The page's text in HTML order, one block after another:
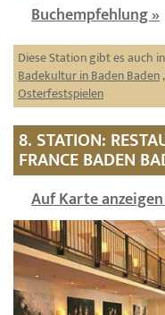
Buchempfehlung »
Diese Station gibt es auch
Badekultur in Baden Baden,
Osterfestspielen
8. STATION:
FRANCE BADEN
Auf Karte